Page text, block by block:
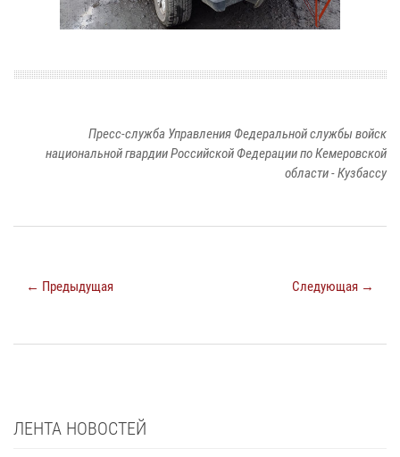
Пресс-служба Управления Федеральной службы войск
национальной гвардии Российской Федерации по Кемеровской
области - Кузбассу
← Предыдущая Следующая →
ЛЕНТА НОВОСТЕЙ